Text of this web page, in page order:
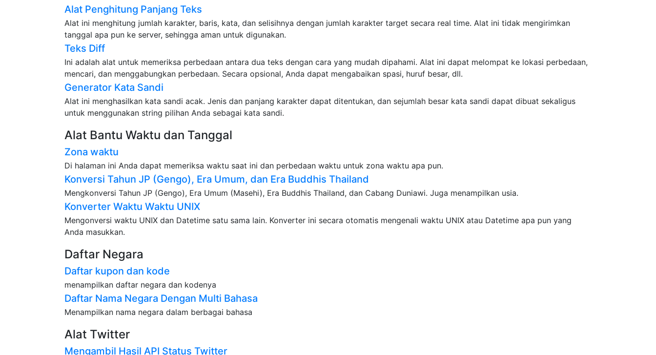
Alat Penghitung Panjang Teks
Alat ini menghitung jumlah karakter, baris, kata, dan selisihnya dengan jumlah karakter target secara real time. Alat ini tidak mengirimkan
tanggal apa pun ke server, sehingga aman untuk digunakan.
Teks Diff
Ini adalah alat untuk memeriksa perbedaan antara dua teks dengan cara yang mudah dipahami. Alat ini dapat melompat ke lokasi perbedaan,
mencari, dan menggabungkan perbedaan. Secara opsional, Anda dapat mengabaikan spasi, huruf besar, dll.
Generator Kata Sandi
Alat ini menghasilkan kata sandi acak. Jenis dan panjang karakter dapat ditentukan, dan sejumlah besar kata sandi dapat dibuat sekaligus
untuk menggunakan string pilihan Anda sebagai kata sandi.
Alat Bantu Waktu dan Tanggal
Zona waktu
Di halaman ini Anda dapat memeriksa waktu saat ini dan perbedaan waktu untuk zona waktu apa pun.
Konversi Tahun JP (Gengo), Era Umum, dan Era Buddhis Thailand
Mengkonversi Tahun JP (Gengo), Era Umum (Masehi), Era Buddhis Thailand, dan Cabang Duniawi. Juga menampilkan usia.
Konverter Waktu Waktu UNIX
Mengonversi waktu UNIX dan Datetime satu sama lain. Konverter ini secara otomatis mengenali waktu UNIX atau Datetime apa pun yang
Anda masukkan.
Daftar Negara
Daftar kupon dan kode
menampilkan daftar negara dan kodenya
Daftar Nama Negara Dengan Multi Bahasa
Menampilkan nama negara dalam berbagai bahasa
Alat Twitter
Mengambil Hasil API Status Twitter